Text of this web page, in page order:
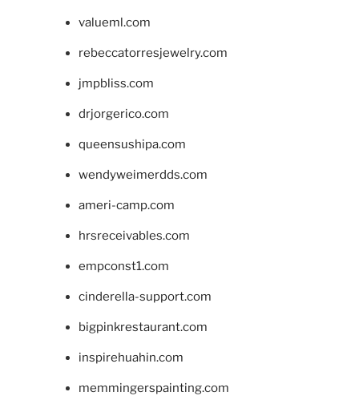
valueml.com
rebeccatorresjewelry.com
jmpbliss.com
drjorgerico.com
queensushipa.com
wendyweimerdds.com
ameri-camp.com
hrsreceivables.com
empconst1.com
cinderella-support.com
bigpinkrestaurant.com
inspirehuahin.com
memmingerspainting.com